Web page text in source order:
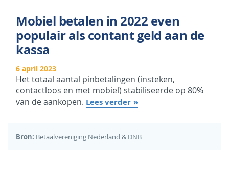
Mobiel betalen in 2022 even
populair als contant geld aan de
kassa
6 april 2023
Het totaal aantal pinbetalingen (insteken,
contactloos en met mobiel) stabiliseerde op 80%
van de aankopen. Lees verder
Bron: Betaalvereniging Nederland & DNB